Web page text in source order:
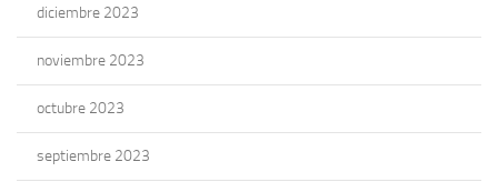
diciembre 2023
noviembre 2023
octubre 2023
septiembre 2023